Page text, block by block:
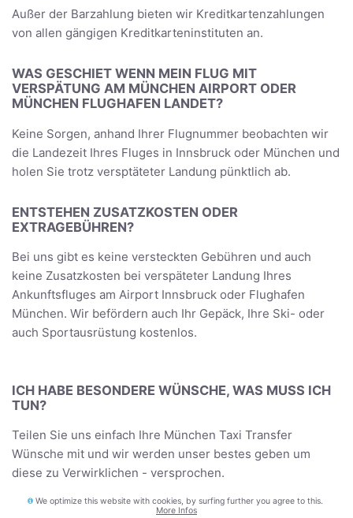
Außer der Barzahlung bieten wir Kreditkartenzahlungen
von allen gängigen Kreditkarteninstituten an.
WAS GESCHIET WENN MEIN FLUG MIT
VERSPÄTUNG AM MÜNCHEN AIRPORT ODER
MÜNCHEN FLUGHAFEN LANDET?
Keine Sorgen, anhand Ihrer Flugnummer beobachten wir
die Landezeit Ihres Fluges in Innsbruck oder München und
holen Sie trotz versptäteter Landung pünktlich ab.
ENTSTEHEN ZUSATZKOSTEN ODER
EXTRAGEBÜHREN?
Bei uns gibt es keine versteckten Gebühren und auch
keine Zusatzkosten bei verspäteter Landung Ihres
Ankunftsfluges am Airport Innsbruck oder Flughafen
München. Wir befördern auch Ihr Gepäck, Ihre Ski- oder
auch Sportausrüstung kostenlos.
ICH HABE BESONDERE WÜNSCHE, WAS MUSS ICH
TUN?
Teilen Sie uns einfach Ihre München Taxi Transfer
Wünsche mit und wir werden unser bestes geben um
diese zu Verwirklichen - versprochen.
WAS MUSS ICH TUN, WENN ICH NICHT ABGEHOLT
We optimize this website with cookies, by surfing further you agree to this.
More Infos